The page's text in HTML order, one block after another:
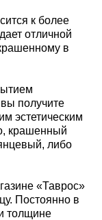
к более
отличной
в
получите
эстетическим
крашенный
либо
«Таврос»
Постоянно в
толщине